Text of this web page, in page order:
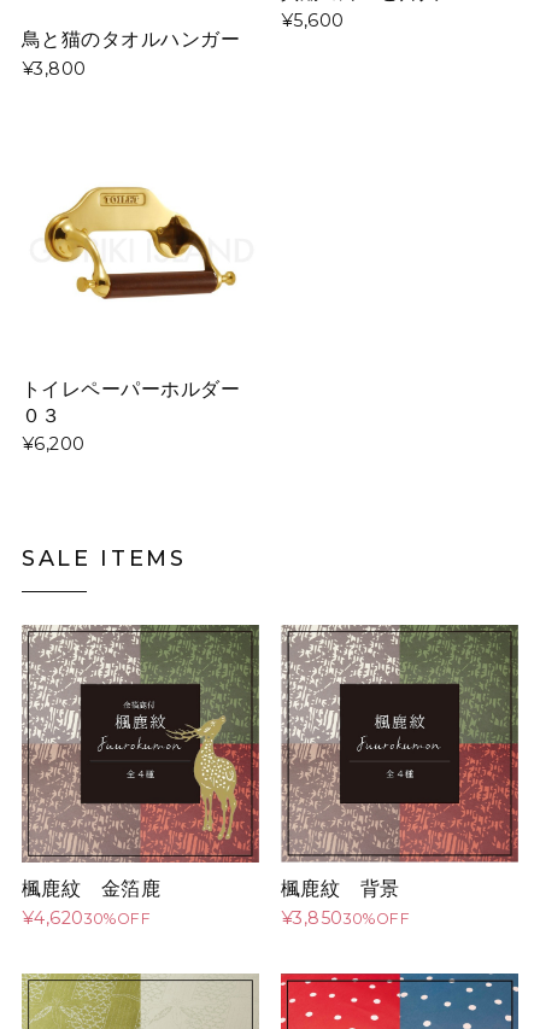
鳥と猫のタオルハンガー
¥3,800
¥5,600
トイレペーパーホルダー
０３
¥6,200
SALE ITEMS
楓鹿紋 金箔鹿
¥4,62030%OFF
楓鹿紋 背景
¥3,85030%OFF